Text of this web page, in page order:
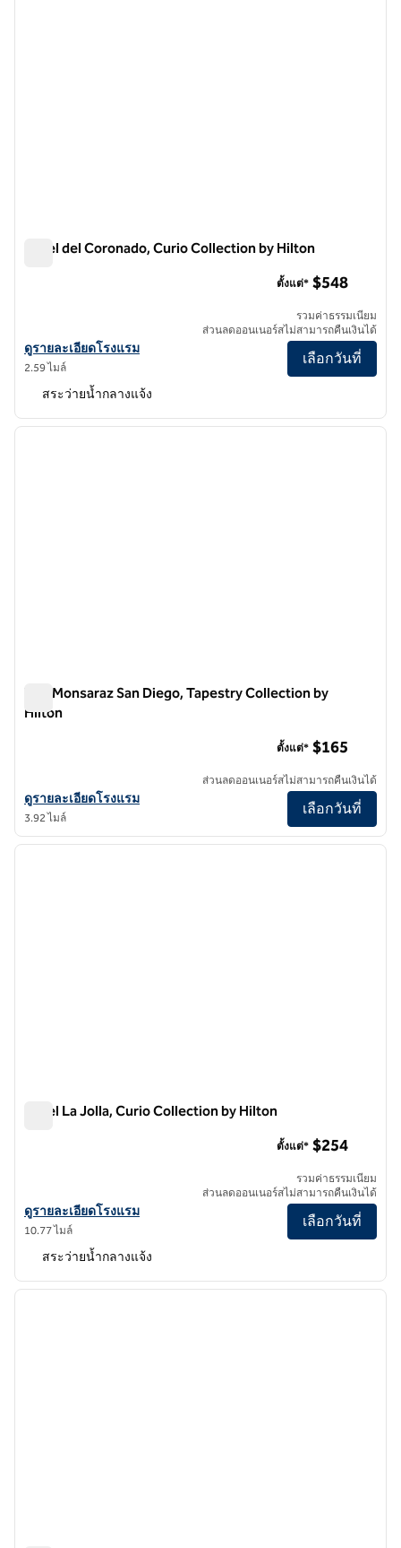
Hotel del Coronado, Curio Collection by Hilton
ดูรายละเอียดโรงแรมสําหรับ Hotel del Coronado, Curio Collection by
ดูรายละเอียดโรงแรม
2.59 ไมล์
ตั้งแต่* $548
รวมค่าธรรมเนียม
ส่วนลดออนเนอร์สไม่สามารถคืนเงินได้
เลือกวันที่
สระว่ายน้ำกลางแจ้ง
1 จาก 12
ภาพถั
The Monsaraz San Diego, Tapestry Collection by
Hilton
ดูรายละเอียดโรงแรม The Monsaraz San Diego, Tapestry Collection
ดูรายละเอียดโรงแรม
3.92 ไมล์
ตั้งแต่* $165
ส่วนลดออนเนอร์สไม่สามารถคืนเงินได้
เลือกวันที่
1/12
1 จาก 12
ภาพถั
Hotel La Jolla, Curio Collection by Hilton
ดูรายละเอียดโรงแรม La Jolla, Curio Collection by Hilton
ดูรายละเอียดโรงแรม
10.77 ไมล์
ตั้งแต่* $254
รวมค่าธรรมเนียม
ส่วนลดออนเนอร์สไม่สามารถคืนเงินได้
เลือกวันที่
สระว่ายน้ำกลางแจ้ง
1 จาก 7
ภาพถั